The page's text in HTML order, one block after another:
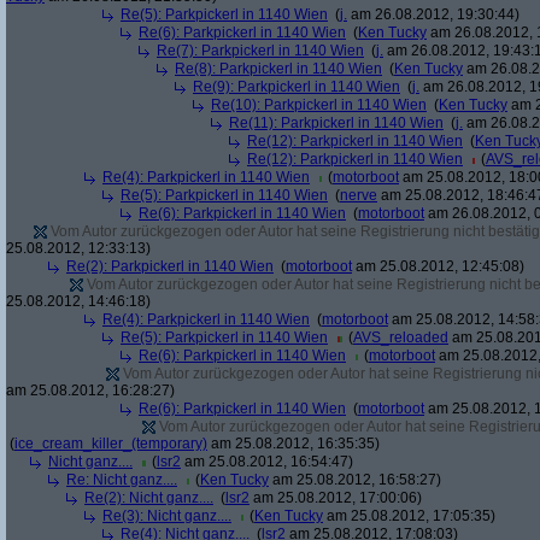
Re(5): Parkpickerl in 1140 Wien (j. am 26.08.2012, 19:30:44)
Re(6): Parkpickerl in 1140 Wien (Ken Tucky am 26.08.2012,
Re(7): Parkpickerl in 1140 Wien (j. am 26.08.2012,
Re(8): Parkpickerl in 1140 Wien (Ken Tucky am
Re(9): Parkpickerl in 1140 Wien (j. am 26.08.2012,
Re(10): Parkpickerl in 1140 Wien (Ken Tucky am
Re(11): Parkpickerl in 1140 Wien (j. am
Re(12): Parkpickerl in 1140 Wien (Ken
Re(12): Parkpickerl in 1140 Wien
(
Re(4): Parkpickerl in 1140 Wien
(motorboot am 25.08.2012,
Re(5): Parkpickerl in 1140 Wien (nerve am 25.08.2012,
Re(6): Parkpickerl in 1140 Wien (motorboot am 26.08.2012,
Vom Autor zurückgezogen oder Autor hat seine Registrierung nicht
25.08.2012, 12:33:13)
Re(2): Parkpickerl in 1140 Wien (motorboot am 25.08.2012, 12:45:08)
Vom Autor zurückgezogen oder Autor hat seine Registrierung nicht
25.08.2012, 14:46:18)
Re(4): Parkpickerl in 1140 Wien (motorboot am 25.08.2012,
Re(5): Parkpickerl in 1140 Wien
(AVS_reloaded am
Re(6): Parkpickerl in 1140 Wien
(motorboot am
Vom Autor zurückgezogen oder Autor hat seine Registrierung
am 25.08.2012, 16:28:27)
Re(6): Parkpickerl in 1140 Wien (motorboot am 25.08.2012,
Vom Autor zurückgezogen oder Autor hat seine
(ice_cream_killer_(temporary) am 25.08.2012, 16:35:35)
Nicht ganz....
( lsr2 am 25.08.2012, 16:54:47)
Re: Nicht ganz....
(Ken Tucky am 25.08.2012, 16:58:27)
Re(2): Nicht ganz.... ( lsr2 am 25.08.2012, 17:00:06)
Re(3): Nicht ganz....
(Ken Tucky am 25.08.2012, 17:05:35)
Re(4): Nicht ganz.... ( lsr2 am 25.08.2012, 17:08:03)